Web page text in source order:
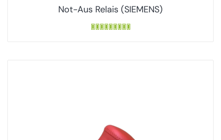
Not-Aus Relais (SIEMENS)